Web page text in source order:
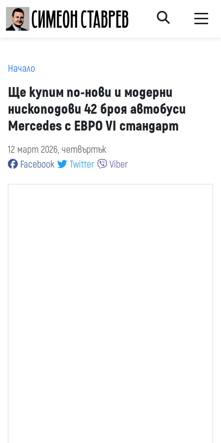
Начало
Ще купим по-нови и модерни
нископодови 42 броя автобуси
Mercedes с ЕВРО VI стандарт
12 март 2026, четвъртък
Facebook
Twitter Viber